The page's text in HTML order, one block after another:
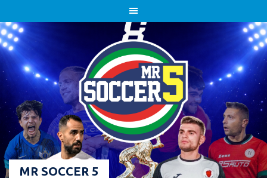
to
content
MR SOCCER 5